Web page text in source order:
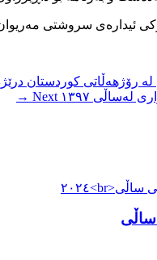
۹۰ ٪سوتانی دارستانەکان بە دەست و بەرنامە بۆ
رۆژهەڵاتی کوردستان
۱۳۹۷
Next →
ساڵی